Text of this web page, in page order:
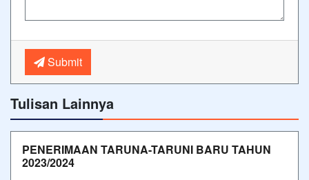
Submit
Tulisan Lainnya
PENERIMAAN TARUNA-TARUNI BARU TAHUN
2023/2024